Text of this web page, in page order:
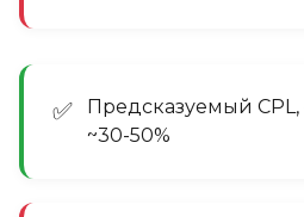
✅
Предсказуемый CPL,
~30-50%